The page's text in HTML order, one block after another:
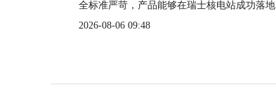
全标准严苛，产品能够在瑞士核电站成功落
2026-08-06 09:48